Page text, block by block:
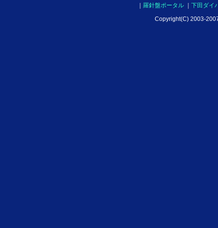
羅針盤ポータル
下田ダイ
Copyright(C) 2003-